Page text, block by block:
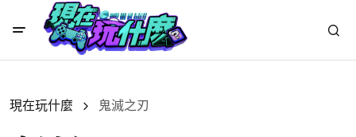
現在玩什麼 鬼滅之刃